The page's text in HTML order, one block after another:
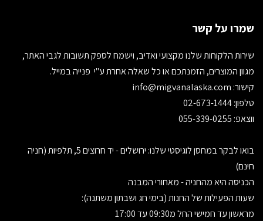
שמרו על קשר
שירות הלקוחות שלנו מקצועי ואדיב, וישמח לספק תשובות לגבי האתר,
מגוון המוצרים, הזמנתכם או כל שאלה אחרת ע"י פנייה במייל.
קישור:
טלפון: 02-673-1444
ווצאפ: 055-339-0255
בואו לבקר במחסן לוגיסטי שלנו: ירושלים - יד חרוצים 5, תלפיות (חניה
חינם)
הכניסה היא מהחניה - מאחורי המבנה
שעות הפעילות של החנות (בימי חג ושבתון משתנה):
מראשון עד חמישי החל מ09:30 עד 17:00